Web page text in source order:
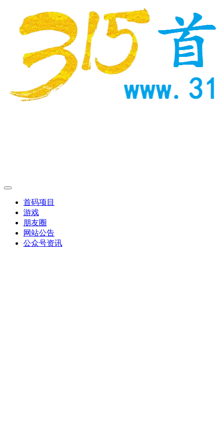
首码项目
游戏
朋友圈
网站公告
公众号资讯